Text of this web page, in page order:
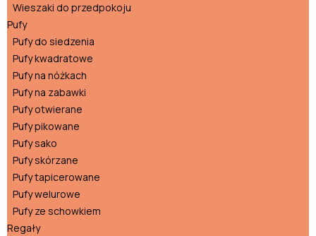
Wieszaki do przedpokoju
Pufy
Pufy do siedzenia
Pufy kwadratowe
Pufy na nóżkach
Pufy na zabawki
Pufy otwierane
Pufy pikowane
Pufy sako
Pufy skórzane
Pufy tapicerowane
Pufy welurowe
Pufy ze schowkiem
Regały